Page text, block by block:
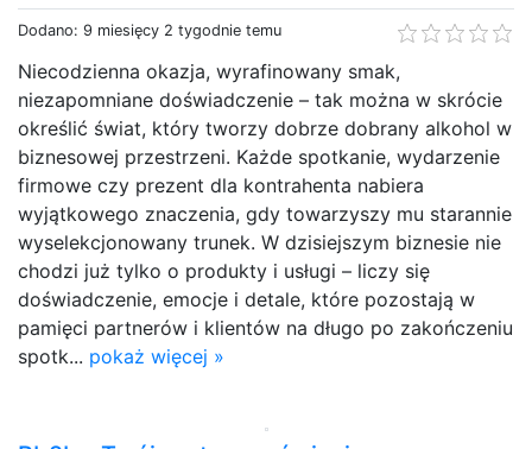
Dodano: 9 miesięcy 2 tygodnie temu
Niecodzienna okazja, wyrafinowany smak,
niezapomniane doświadczenie – tak można w skrócie
określić świat, który tworzy dobrze dobrany alkohol w
biznesowej przestrzeni. Każde spotkanie, wydarzenie
firmowe czy prezent dla kontrahenta nabiera
wyjątkowego znaczenia, gdy towarzyszy mu starannie
wyselekcjonowany trunek. W dzisiejszym biznesie nie
chodzi już tylko o produkty i usługi – liczy się
doświadczenie, emocje i detale, które pozostają w
pamięci partnerów i klientów na długo po zakończeniu
spotk... pokaż więcej »